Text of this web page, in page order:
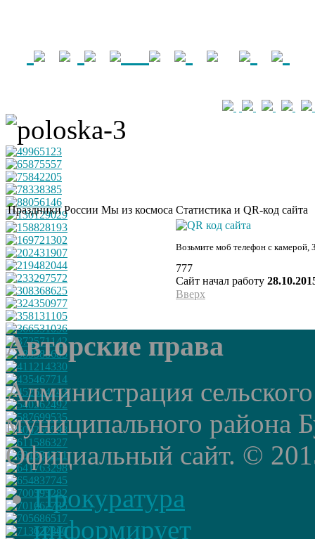
Праздники России Мы из космоса Статистика и QR-код сайта
Возьмите моб телефон с камерой,
777
Сайт начал работу
Вверх
Авторские права
Администрация
муниципального района
Официальный сайт. ©
Прокуратура
информирует